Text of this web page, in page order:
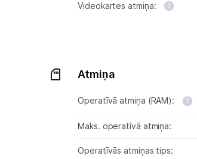
Videokartes atmiņa:
Atmiņa
Operatīvā atmiņa (RAM):
Maks. operatīvā atmiņa:
Operatīvās atmiņas tips: